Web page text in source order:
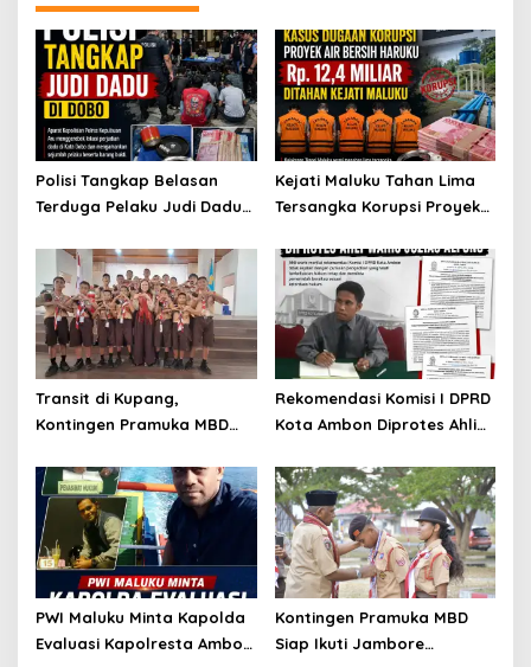
Polisi Tangkap Belasan
Terduga Pelaku Judi Dadu
Setoran Rp5 Juta dan
Selisih Barang Bukti
Kejati Maluku Tahan Lima
Tersangka Korupsi Proyek
Miliar
Transit di Kupang,
Kontingen Pramuka MBD
Disambut Hangat Wakil
Wali Kota
Rekomendasi Komisi I DPRD
Kota Ambon Diprotes Ahli
Barbara Alfons: Itu Palsu?
PWI Maluku Minta Kapolda
Evaluasi Kapolresta Ambon
Kontingen Pramuka MBD
Siap Ikuti Jambore